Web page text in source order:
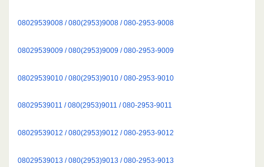
08029539008 / 080(2953)9008 / 080-2953-9008
08029539009 / 080(2953)9009 / 080-2953-9009
08029539010 / 080(2953)9010 / 080-2953-9010
08029539011 / 080(2953)9011 / 080-2953-9011
08029539012 / 080(2953)9012 / 080-2953-9012
08029539013 / 080(2953)9013 / 080-2953-9013